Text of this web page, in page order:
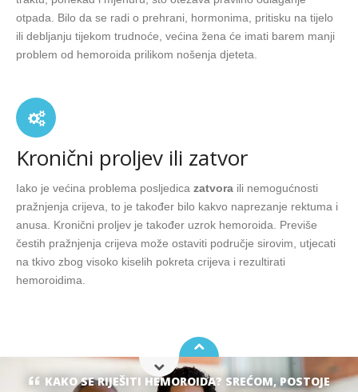
otpada. Bilo da se radi o prehrani, hormonima, pritisku na tijelo
ili debljanju tijekom trudnoće, većina žena će imati barem manji
problem od hemoroida prilikom nošenja djeteta.
Kronični proljev ili zatvor
Iako je većina problema posljedica zatvora ili nemogućnosti
pražnjenja crijeva, to je također bilo kakvo naprezanje rektuma i
anusa. Kronični proljev je također uzrok hemoroida. Previše
čestih pražnjenja crijeva može ostaviti područje sirovim, utjecati
na tkivo zbog visoko kiselih pokreta crijeva i rezultirati
hemoroidima.
KAKO SE RIJEŠITI HEMOROIDA? SREĆOM, POSTOJE